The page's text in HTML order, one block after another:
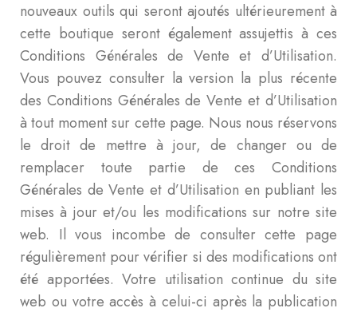
nouveaux outils qui seront ajoutés ultérieurement à
cette boutique seront également assujettis à ces
Conditions Générales de Vente et d’Utilisation.
Vous pouvez consulter la version la plus récente
des Conditions Générales de Vente et d’Utilisation
à tout moment sur cette page. Nous nous réservons
le droit de mettre à jour, de changer ou de
remplacer toute partie de ces Conditions
Générales de Vente et d’Utilisation en publiant les
mises à jour et/ou les modifications sur notre site
web. Il vous incombe de consulter cette page
régulièrement pour vérifier si des modifications ont
été apportées. Votre utilisation continue du site
web ou votre accès à celui-ci après la publication